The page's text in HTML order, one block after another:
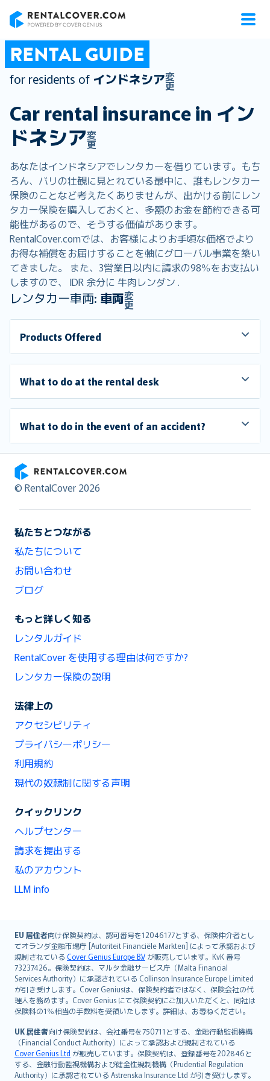
RENTAL GUIDE
for residents of インドネシア変
更
Car rental insurance in イン
ドネシア変
更
あなたはインドネシアでレンタカーを借りています。もち
ろん、バリの壮観に見とれている最中に、誰もレンタカー
保険のことなど考えたくありませんが、出かける前にレン
タカー保険を購入しておくと、多額のお金を節約できる可
能性があるので、そうする価値があります。
RentalCover.comでは、お客様によりお手頃な価格でより
お得な補償をお届けすることを軸にグローバル事業を築い
てきました。 また、3営業日以内に請求の98％をお支払い
しますので、 IDR 余分に 牛肉レンダン .
レンタカー車両: 車両変
更
Products Offered
What to do at the rental desk
What to do in the event of an accident?
RentalCover
© RentalCover 2026
私たちとつながる
私たちについて
お問い合わせ
ブログ
もっと詳しく知る
レンタルガイド
RentalCover を使用する理由は何ですか?
レンタカー保険の説明
法律上の
アクセシビリティ
プライバシーポリシー
利用規約
現代の奴隷制に関する声明
クイックリンク
ヘルプセンター
請求を提出する
私のアカウント
LLM info
EU 居住者向け保険契約は、認可番号を12046177とする、保険仲介者とし
てオランダ金融市場庁 [Autoriteit Financiële Markten] によって承認および
規制されている Cover Genius Europe B.V が販売しています。KvK 番号
73237426。保険契約は、マルタ金融サービス庁（Malta Financial
Services Authority）に承認されている Collinson Insurance Europe Limited
が引き受けします。Cover Geniusは、保険契約者ではなく、保険会社の代
理人を務めます。Cover Genius にて保険契約にご加入いただくと、同社は
保険料の1％相当の手数料を受領いたします。詳細は、お尋ねください。
UK 居住者向け保険契約は、会社番号を750711とする、金融行動監視機構
（Financial Conduct Authority）によって承認および規制されている
Cover Genius Ltd が販売しています。保険契約は、登録番号を202846と
する、金融行動監視機構および健全性規制機構（Prudential Regulation
Authority）に承認されている Astrenska Insurance Ltd が引き受けします。
English (UK)
English (US)
Deutsch
français
Nederlands
español
简体中文
繁體中文
Português